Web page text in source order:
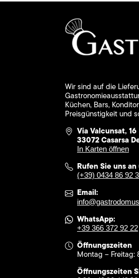
Wir sind auf die
Küchen, Bars,
Preisgünstigkeit und
Via Valcunsat, 16
33072 Casarsa
In Karten öffnen
Rufen Sie uns
(+39) 0434 86 92
Email:
WhatsApp:
+39 366 372 92 22
Öffnungszeiten
Montag – Freitag:
Öffnungszeiten